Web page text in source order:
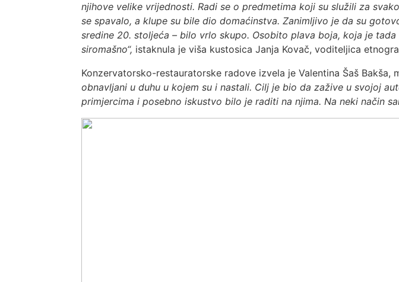
njihove velike vrijednosti. Radi se o predmetima koji su služili za
se spavalo, a klupe su bile dio domaćinstva. Zanimljivo je da su
sredine 20. stoljeća – bilo vrlo skupo. Osobito plava boja, koja je
siromašno“, istaknula je viša kustosica Janja Kovač, voditeljica
Konzervatorsko-restauratorske radove izvela je Valentina Šaš Bakša,
obnavljani u duhu u kojem su i nastali. Cilj je bio da zažive u svojoj
primjercima i posebno iskustvo bilo je raditi na njima. Na neki način